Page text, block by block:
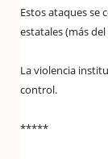
Estos ataques se
estatales (más
La violencia
control.
*****